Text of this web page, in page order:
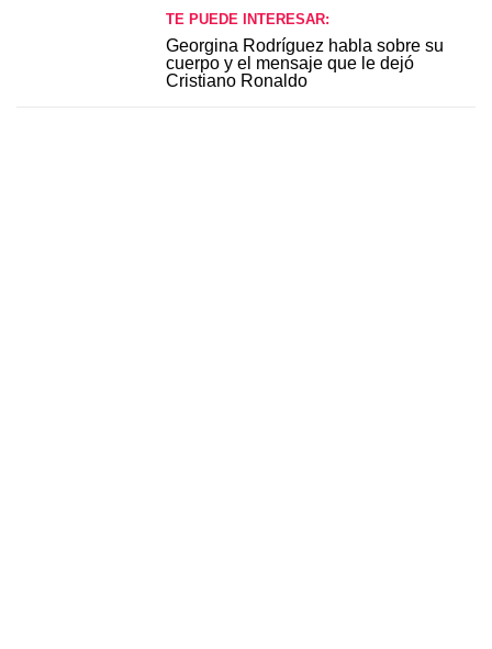
TE PUEDE INTERESAR:
Georgina Rodríguez habla sobre su
cuerpo y el mensaje que le dejó
Cristiano Ronaldo